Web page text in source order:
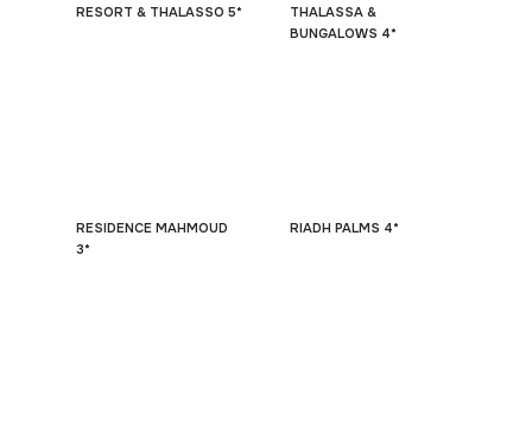
RESORT & THALASSO 5*
THALASSA &
BUNGALOWS 4*
RESIDENCE MAHMOUD
3*
RIADH PALMS 4*